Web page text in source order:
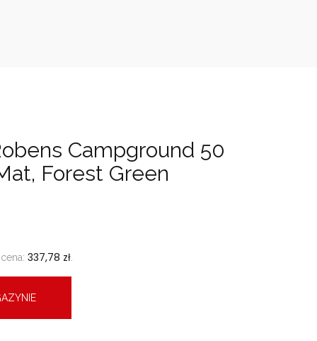
Campground 50
Forest Green
337,78 zł